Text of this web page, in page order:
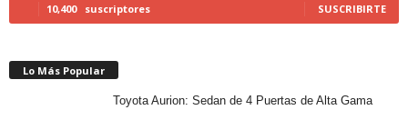
10,400 suscriptores SUSCRIBIRTE
Lo Más Popular
Toyota Aurion: Sedan de 4 Puertas de Alta Gama